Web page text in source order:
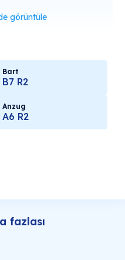
görüntüle
Bart
B7 R2
Anzug
A6 R2
fazlası